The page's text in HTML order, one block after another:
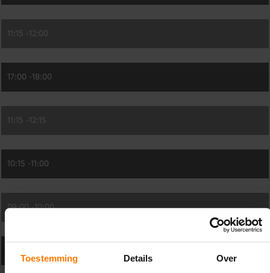
Toestemming Details Over
11:15 - 12:00
17:00 -18:00
11:15 - 12:15
10:15 -11:00
09:00 -10:00